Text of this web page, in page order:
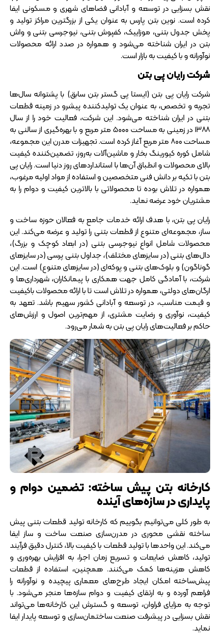
نقش بسزایی در توسعه و آبادانی فضاهای شهری و مسکونی ایفا
کرده است. نوین بتن پارس به عنوان یکی از بزرگترین مراکز تولید و
پخش جدول بتنی، موزاییک، کفپوش بتنی، نیوجرسی بتنی و واش
بتن در ایران شناخته می‌شود و همواره در صدد ارائه محصولات
نوآورانه و با کیفیت به بازار است.
شرکت رایان پی بتن
شرکت رایان پی بتن (ایستا پی گستر بتن سابق) با پشتوانه سال‌ها
تجربه و تخصص، به عنوان یک تولیدکننده پیشرو در زمینه قطعات
بتنی در ایران شناخته می‌شود. این شرکت، فعالیت خود را از سال
۱۳۸۸ در زمینی به مساحت ۵۰۰۰ متر مربع و با بهره‌گیری از سالنی به
مساحت ۸۰۰ متر مربع آغاز کرده است. تجهیزات مدرن این مجموعه،
شامل کوره کیورینگ بخار و ماشین‌آلات به‌روز، تضمین‌کننده کیفیت
بالای محصولات و انطباق آن‌ها با استانداردهای روز دنیا است. رایان پی
بتن با تکیه بر دانش فنی متخصصین و استفاده از مواد اولیه مرغوب،
همواره در تلاش بوده تا محصولاتی با بالاترین کیفیت و دوام را به
مشتریان خود عرضه نماید.
رایان پی بتن، با هدف ارائه خدمات جامع به فعالان حوزه ساخت و
ساز، مجموعه‌ای متنوع از قطعات بتنی را تولید و عرضه می‌کند. این
محصولات شامل انواع نیوجرسی بتنی (در ابعاد کوچک و بزرگ)،
دال‌های بتنی (در سایزهای مختلف)، جداول بتنی پرسی (در سایزهای
گوناگون) و بلوک‌های بتنی و پوکه‌ای (در سایزهای متنوع) است. این
شرکت، با آمادگی کامل جهت همکاری با پیمانکاران، شهرداری‌ها و
ارگان‌های دولتی، همواره در تلاش است تا با ارائه محصولات باکیفیت
و قیمت مناسب، در توسعه و آبادانی کشور سهیم باشد. تعهد به
کیفیت، نوآوری و رضایت مشتری، از مهم‌ترین اصول و ارزش‌های
حاکم بر فعالیت‌های رایان پی بتن به شمار می‌رود.
کارخانه بتن پیش ساخته: تضمین دوام و
پایداری در سازه‌های آینده
به طور کلی می‌توانیم بگوییم که کارخانه‌ تولید قطعات بتنی پیش
‌ساخته نقشی محوری در مدرن‌سازی صنعت ساخت و ساز ایفا
می‌کند. این واحدها با تولید قطعات با کیفیت بالا، کنترل دقیق فرآیند
تولید، کاهش ضایعات و تسریع زمان اجرا، به افزایش بهره‌وری و
کاهش هزینه‌ها کمک می‌کنند. همچنین، استفاده از قطعات
پیش‌ساخته امکان ایجاد طرح‌های معماری پیچیده و نوآورانه را
فراهم آورده و به ارتقای کیفیت و دوام سازه‌ها منجر می‌شود. با
توجه به مزایای فراوان، توسعه و گسترش این کارخانه‌ها می‌تواند
نقش بسزایی در پیشرفت صنعت ساختمان‌سازی و توسعه پایدار ایفا
نماید.